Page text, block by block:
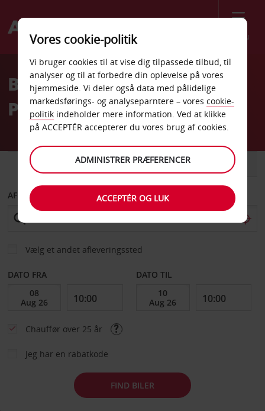
Menu
Welcome
AvisBilleje Garmisch
Partenkirchen
VAREVOGN
AFHENT FRA
Vælg et andet afleveringssted
DATO FRA DATO TIL
Chauffør over 25 år
Jeg har en rabatkode
FIND BILER
Vores cookie-politik
Vi bruger cookies til at vise dig tilpassede tilbud, til
analyser og til at forbedre din oplevelse på vores
hjemmeside. Vi deler også data med pålidelige
markedsførings- og analyseparntere – vores cookie-
politik indeholder mere information. Ved at klikke
på ACCEPTÉR accepterer du vores brug af cookies.
ADMINISTRER PRÆFERENCER
ACCEPTÉR OG LUK